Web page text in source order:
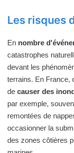
Les risques
En nombre
catastrophes
devant les
terrains. En France,
de causer des
par exemple,
remontées de
occasionner la
des zones côtières